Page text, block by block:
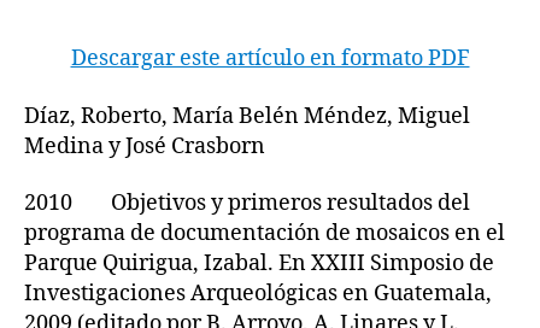
Descargar este artículo en formato PDF
Díaz, Roberto, María Belén Méndez, Miguel
Medina y José Crasborn
2010 Objetivos y primeros resultados del
programa de documentación de mosaicos en el
Parque Quirigua, Izabal. En XXIII Simposio de
Investigaciones Arqueológicas en Guatemala,